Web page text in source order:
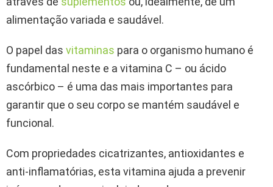
alimentação variada e saudável.
O papel das vitaminas para o organismo humano é
fundamental neste e a vitamina C – ou ácido
ascórbico – é uma das mais importantes para
garantir que o seu corpo se mantém saudável e
funcional.
Com propriedades cicatrizantes, antioxidantes e
anti-inflamatórias, esta vitamina ajuda a prevenir